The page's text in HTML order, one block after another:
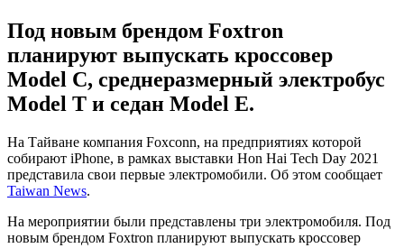
Под новым брендом Foxtron
планируют выпускать кроссовер
Model C, среднеразмерный электробус
Model Т и седан Model Е.
На Тайване компания Foxconn, на предприятиях которой
собирают iPhone, в рамках выставки Hon Hai Tech Day 2021
представила свои первые электромобили. Об этом сообщает
Taiwan News.
На мероприятии были представлены три электромобиля. Под
новым брендом Foxtron планируют выпускать кроссовер